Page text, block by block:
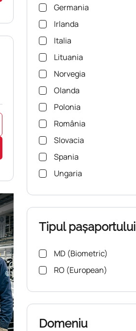
Germania
Irlanda
Italia
Lituania
Norvegia
Olanda
Polonia
România
Slovacia
Spania
Ungaria
Tipul pașaportului
MD (Biometric)
RO (European)
Domeniu